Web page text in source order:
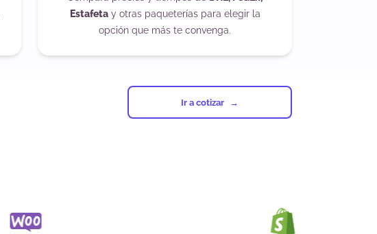
Estafetay otras paqueterías para elegir la
opción que más te convenga.
Ir a cotizar